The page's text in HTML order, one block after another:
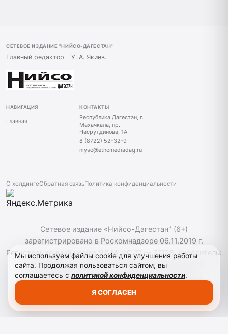
СЕТЕВОЕ ИЗДАНИЕ "НИЙСО-ДАГЕСТАН"
Главный редактор – У. А. Якиев.
НАВИГАЦИЯ
Главная
КОНТАКТЫ
Республика Дагестан, г.
Махачкала, пр.
Насрутдинова, 1А
8 (8722) 52-32-9
niyso@etnomediadag.ru
О холдингеОбратная связьПолитика конфиденциальности
Сетевое издание «Нийсо-Дагестан" (6+)
зарегистрировано в Роскомнадзоре 06.11.2019 г.
Регистрационный номер ЭЛ № ФС 77 — 77128. Учредитель:
ГОСУДАРСТВЕННОЕ БЮДЖЕТНОЕ УЧРЕЖДЕНИЕ
РЕСПУБЛИКИ ДАГЕСТАН "ЭТНОМЕДИАХОЛДИНГ
Мы используем файлы cookie для улучшения работы
сайта. Продолжая пользоваться сайтом, вы
соглашаетесь с политикой конфиденциальности.
Я СОГЛАСЕН